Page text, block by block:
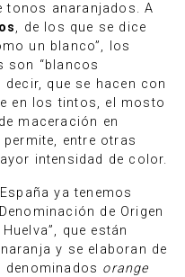
tonos anaranjados. A
, de los que se dice
un blanco”, los
son “blancos
que se hacen con
en los tintos, el mosto
maceración en
entre otras
intensidad de color.
ya tenemos
de Origen
que están
y se elaboran de
orange